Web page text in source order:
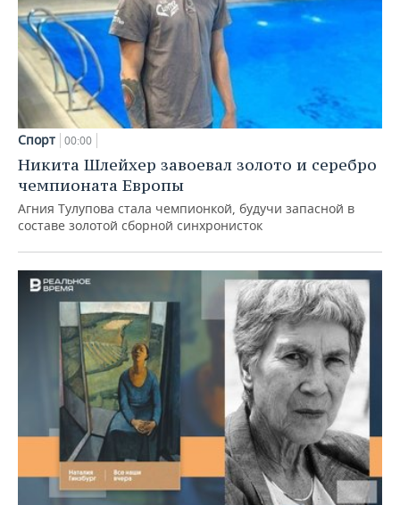
Спорт 00:00
Никита Шлейхер завоевал золото и серебро
чемпионата Европы
Агния Тулупова стала чемпионкой, будучи запасной в
составе золотой сборной синхронисток